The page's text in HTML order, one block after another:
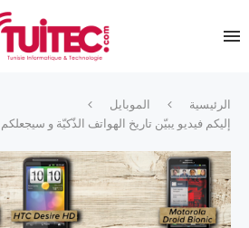
الرئيسية
الموبايل
إليكم فيديو يبيّن تاريخ الهواتف الذّكيّة و